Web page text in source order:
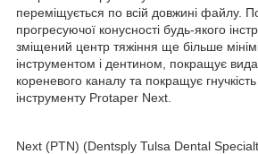
переміщується по всій довжині файлу.
прогресуючої конусності будь-якого
зміщений центр тяжіння ще більше
інструментом і дентином, покращує
кореневого каналу та покращує
інструменту Protaper Next.
Next (PTN) (Dentsply Tulsa Dental